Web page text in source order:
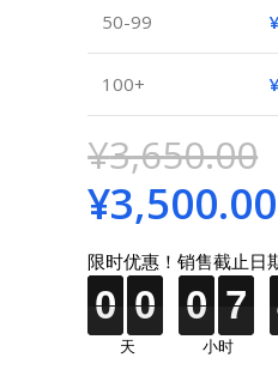
50-99
100+
¥3,650.00
¥3,500.00
限时优惠！销售截止日
0
0
0
0 0
0
0
0
天
0
0
0
0 7
7
7
7
小时